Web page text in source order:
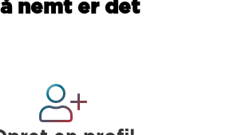
nemt er det